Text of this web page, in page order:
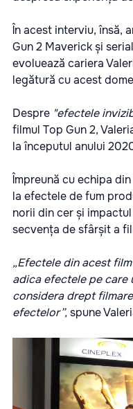
În acest interviu, însă,
Gun 2 Maverick și
evoluează cariera
legătură cu acest
Despre "efectele
filmul Top Gun 2,
la începutul anului
Împreună cu echipa
la efectele de fum
norii din cer și
secvența de sfârșit a
„Efectele din acest
adica efectele pe care
considera drept
efectelor”,spune